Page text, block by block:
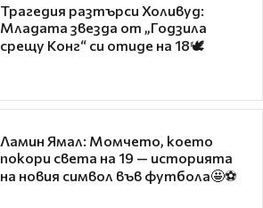
Трагедия разтърси Холивуд:
Младата звезда от „Годзила
срещу Конг“ си отиде на 18🕊️
Ламин Ямал: Момчето, което
покори света на 19 — историята
на новия символ във футбола🤩⚽